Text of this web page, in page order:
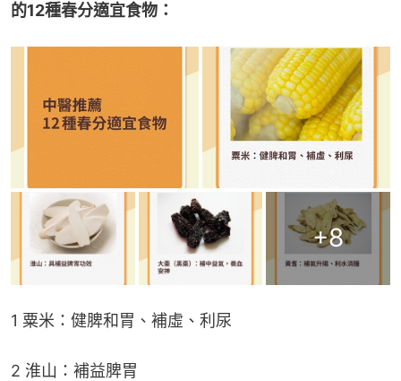
的12種春分適宜食物：
+8
1 粟米：健脾和胃、補虛、利尿
2 淮山：補益脾胃